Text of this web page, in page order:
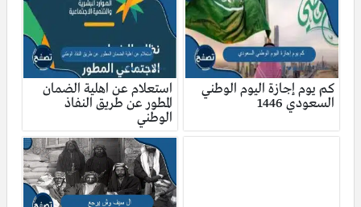
كم يوم إجازة اليوم الوطني
السعودي 1446
استعلام عن اهلية الضمان
المطور عن طريق النفاذ
الوطني